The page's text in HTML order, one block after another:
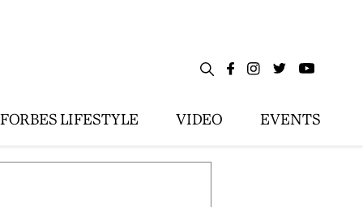
FORBES LIFESTYLE VIDEO EVENTS